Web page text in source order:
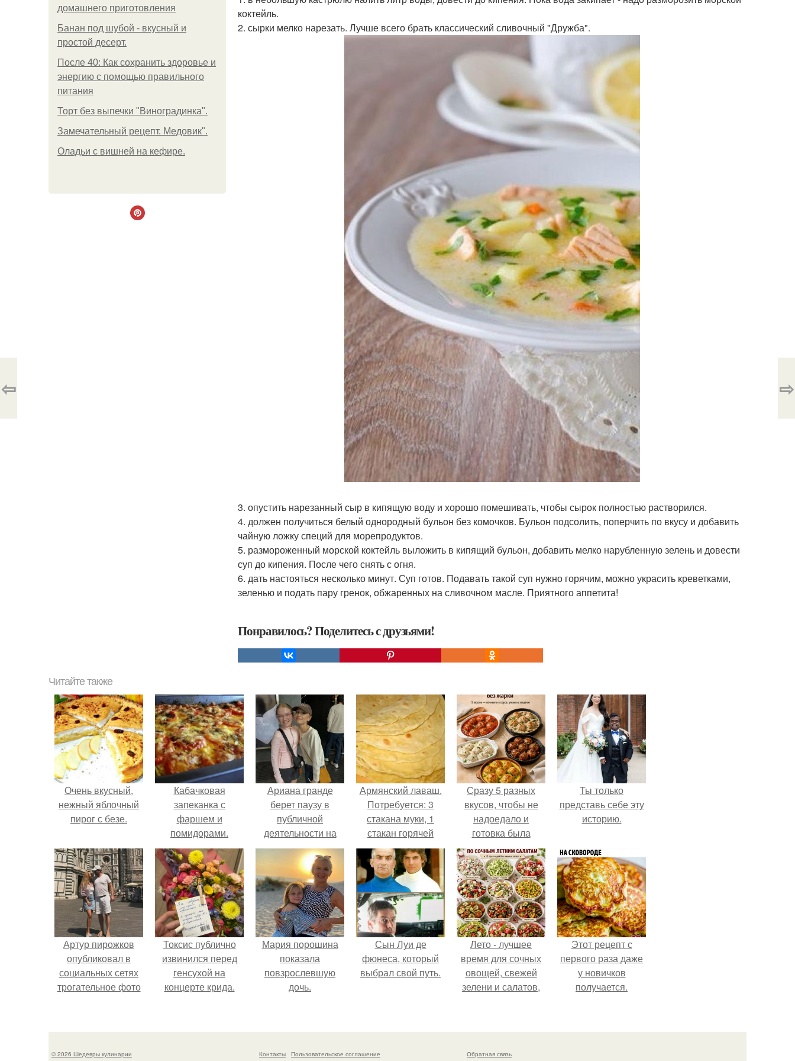
домашнего приготовления
Банан под шубой - вкусный и
простой десерт.
После 40: Как сохранить здоровье и
энергию с помощью правильного
питания
Торт без выпечки "Виноградинка".
Замечательный рецепт. Медовик".
Оладьи с вишней на кефире.
коктейль.
2. сырки мелко нарезать. Лучше всего брать классический сливочный "Дружба".
3. опустить нарезанный сыр в кипящую воду и хорошо помешивать, чтобы сырок полностью растворился.
4. должен получиться белый однородный бульон без комочков. Бульон подсолить, поперчить по вкусу и добавить
чайную ложку специй для морепродуктов.
5. размороженный морской коктейль выложить в кипящий бульон, добавить мелко нарубленную зелень и довести
суп до кипения. После чего снять с огня.
6. дать настояться несколько минут. Суп готов. Подавать такой суп нужно горячим, можно украсить креветками,
зеленью и подать пару гренок, обжаренных на сливочном масле. Приятного аппетита!
Понравилось? Поделитесь с друзьями!
⇦ ⇨
Читайте также
Очень вкусный,
нежный яблочный
пирог с безе.
Кабачковая
запеканка с
фаршем и
помидорами.
Ариана гранде
берет паузу в
публичной
деятельности на
фоне слухов о
своем здоровье.
Армянский лаваш.
Потребуется: 3
стакана муки, 1
стакан горячей
воды, 0, 5 чайной
ложки соли.
Сразу 5 разных
вкусов, чтобы не
надоедало и
готовка была
проще.
Ты только
представь себе эту
историю.
Артур пирожков
опубликовал в
социальных сетях
трогательное фото
сделанное во
путешествия в
Токсис публично
извинился перед
генсухой на
концерте крида.
Мария порошина
показала
повзрослевшую
дочь.
Сын Луи де
фюнеса, который
выбрал свой путь.
Лето - лучшее
время для сочных
овощей, свежей
зелени и салатов,
несколько минут.
Этот рецепт с
первого раза даже
у новичков
получается.
© 2026 Шедевры кулинарии Контакты Пользовательское соглашение Обратная связь